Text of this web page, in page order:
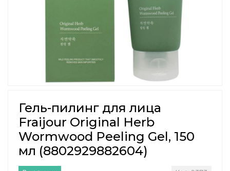
Гель-пилинг для лица
Fraijour Original Herb
Wormwood Peeling Gel, 150
мл (8802929882604)